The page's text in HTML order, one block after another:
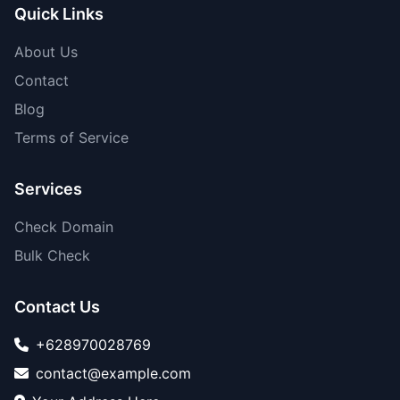
Quick Links
About Us
Contact
Blog
Terms of Service
Services
Check Domain
Bulk Check
Contact Us
+628970028769
contact@example.com